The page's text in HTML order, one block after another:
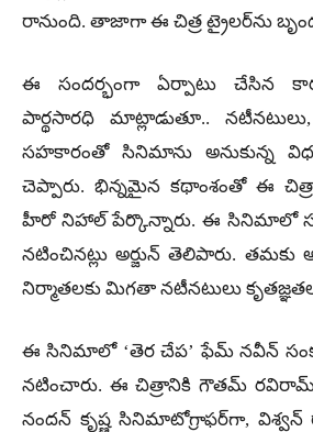
రానుంది. తాజాగా ఈ చిత్ర ట్రైలర్‌ను
ఈ సందర్భంగా ఏర్పాటు చేసిన
పార్థసారధి మాట్లాడుతూ..
సహకారంతో సినిమాను అనుకున్న
చెప్పారు. భిన్నమైన కథాంశంతో ఈ
హీరో నిహాల్ పేర్కొన్నారు. ఈ సినిమాలో
నటించినట్లు అర్జున్ తెలిపారు. తమకు
నిర్మాతలకు మిగతా నటీనటులు
ఈ సినిమాలో ‘తెర చేప’ ఫేమ్ నవీన్
నటించారు. ఈ చిత్రానికి గౌతమ్ రవిరామ్
నందన్ కృష్ణ సినిమాటోగ్రాఫర్‌గా,